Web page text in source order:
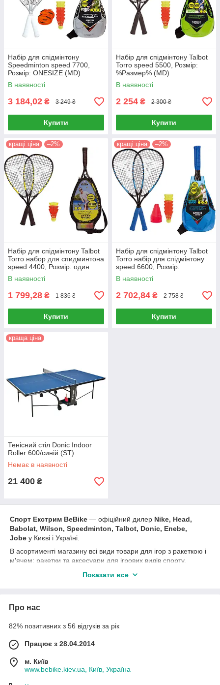
Набір для спідмінтону
Speedminton speed 7700,
Розмір: ONESIZE (MD)
В наявності
3 184,02 ₴ 3 249 ₴
Купити
Набір для спідмінтону Talbot
Torro speed 5500, Розмір:
%Размер% (MD)
В наявності
2 254 ₴ 2 300 ₴
Купити
кращі ціна –2%
Набір для спідмінтону Talbot
Torro набор для спидминтона
speed 4400, Розмір: один
(MD)
В наявності
1 799,28 ₴ 1 836 ₴
Купити
кращі ціна –2%
Набір для спідмінтону Talbot
Torro набір для спідмінтону
speed 6600, Розмір:
%Размер% (MD)
В наявності
2 702,84 ₴ 2 758 ₴
Купити
краща ціна
Тенісний стіл Donic Indoor
Roller 600/синій (ST)
Немає в наявності
21 400 ₴
Спорт Екстрим BeBike ― офіційний дилер Nike, Head,
Babolat, Wilson, Speedminton, Talbot, Donic, Enebe,
Jobe у Києві і Україні.
В асортименті магазину всі види товари для ігор з ракеткою і
м'ячем: ракетки та аксесуари для ігрових видів спорту,
та аксесуари, спидминтон і аксесуари, ракетки і аксесуари
акціїта вигідні пропозиції.
Like групиСпорт Екстрим BeBike
Показати все
Про нас
82% позитивних з 56 відгуків за рік
Працює з 28.04.2014
м. Київ
www.bebike.kiev.ua, Київ, Україна